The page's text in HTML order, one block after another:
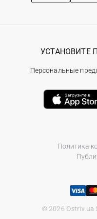
Политика
© 2026 Ostriv.ua
УСТАНОВИТЕ
Персональные